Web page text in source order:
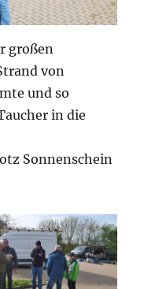
großen
von
und so
in die
Sonnenschein